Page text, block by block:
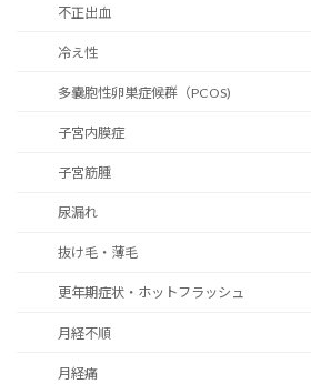
不正出血
冷え性
多嚢胞性卵巣症候群（PCOS)
子宮内膜症
子宮筋腫
尿漏れ
抜け毛・薄毛
更年期症状・ホットフラッシュ
月経不順
月経痛